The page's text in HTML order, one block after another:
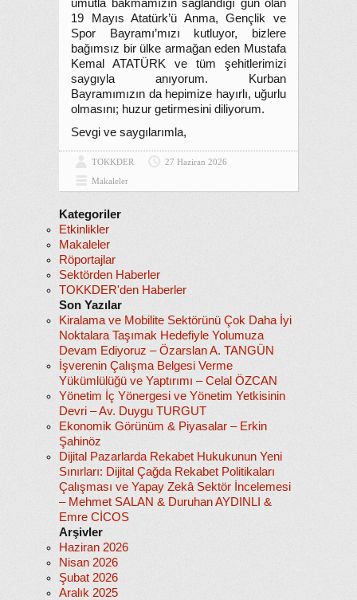
umutla bakmamızın sağlandığı gün olan
19 Mayıs Atatürk’ü Anma, Gençlik ve
Spor Bayramı’mızı kutluyor, bizlere
bağımsız bir ülke armağan eden Mustafa
Kemal ATATÜRK ve tüm şehitlerimizi
saygıyla anıyorum. Kurban
Bayramımızın da hepimize hayırlı, uğurlu
olmasını; huzur getirmesini diliyorum.
Sevgi ve saygılarımla,
TOKKDER
27 Haziran 2026
Makaleler
Kategoriler
Etkinlikler
Makaleler
Röportajlar
Sektörden Haberler
TOKKDER'den Haberler
Son Yazılar
Kiralama ve Mobilite Sektörünü Çok Daha İyi
Noktalara Taşımak Hedefiyle Yolumuza
Devam Ediyoruz – Özarslan A. TANGÜN
İşverenin Çalışma Belgesi Verme
Yükümlülüğü ve Yaptırımı – Celal ÖZCAN
Yönetim İç Yönergesi ve Yönetim Yetkisinin
Devri – Av. Duygu TURGUT
Ekonomik Görünüm & Piyasalar – Erkin
Şahinöz
Dijital Pazarlarda Rekabet Hukukunun Yeni
Sınırları: Dijital Çağda Rekabet Politikaları
Çalışması ve Yapay Zekâ Sektör İncelemesi
– Mehmet SALAN & Duruhan AYDINLI &
Emre CİCOS
Arşivler
Haziran 2026
Nisan 2026
Şubat 2026
Aralık 2025